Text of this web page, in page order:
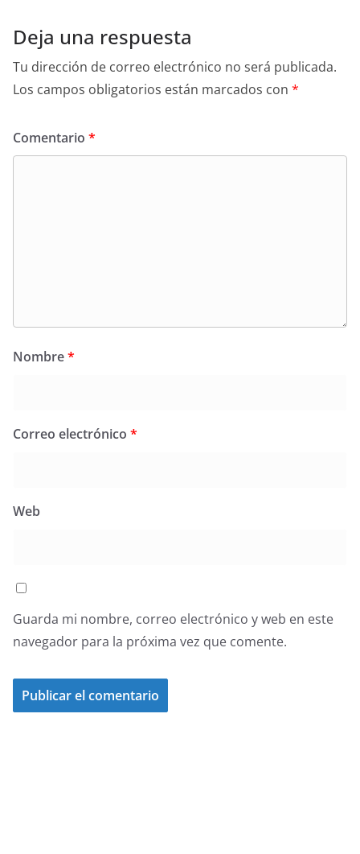
Deja una respuesta
Tu dirección de correo electrónico no será publicada.
Los campos obligatorios están marcados con *
Comentario *
Nombre*
Correo electrónico *
Web
Guarda mi nombre, correo electrónico y web en este
navegador para la próxima vez que comente.